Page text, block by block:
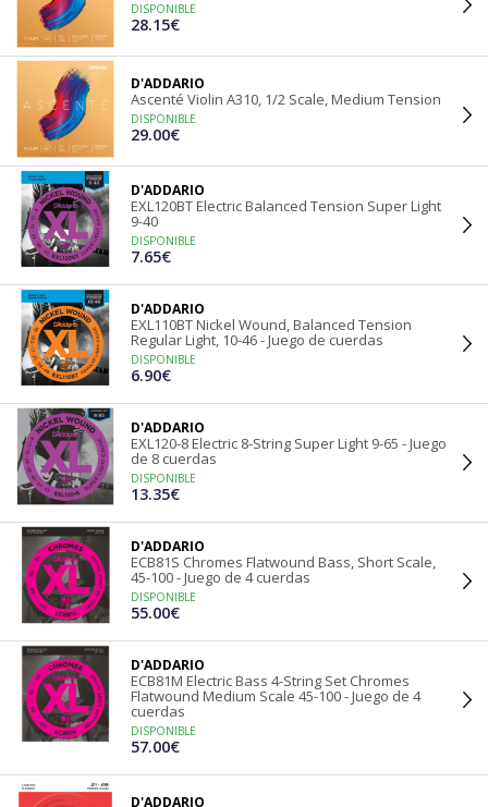
DISPONIBLE
28.15€
D'ADDARIO
Ascenté Violin A310, 1/2 Scale, Medium Tension
DISPONIBLE
29.00€
D'ADDARIO
EXL120BT Electric Balanced Tension Super Light
9-40
DISPONIBLE
7.65€
D'ADDARIO
EXL110BT Nickel Wound, Balanced Tension
Regular Light, 10-46 - Juego de cuerdas
DISPONIBLE
6.90€
D'ADDARIO
EXL120-8 Electric 8-String Super Light 9-65 - Juego
de 8 cuerdas
DISPONIBLE
13.35€
D'ADDARIO
ECB81S Chromes Flatwound Bass, Short Scale,
45-100 - Juego de 4 cuerdas
DISPONIBLE
55.00€
D'ADDARIO
ECB81M Electric Bass 4-String Set Chromes
Flatwound Medium Scale 45-100 - Juego de 4
cuerdas
DISPONIBLE
57.00€
D'ADDARIO